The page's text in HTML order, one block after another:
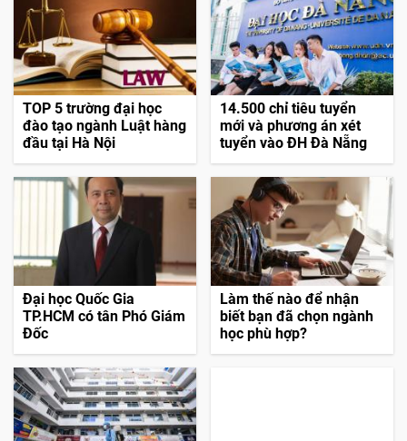
TOP 5 trường đại học
đào tạo ngành Luật hàng
đầu tại Hà Nội
14.500 chỉ tiêu tuyển
mới và phương án xét
tuyển vào ĐH Đà Nẵng
Đại học Quốc Gia
TP.HCM có tân Phó Giám
Đốc
Làm thế nào để nhận
biết bạn đã chọn ngành
học phù hợp?